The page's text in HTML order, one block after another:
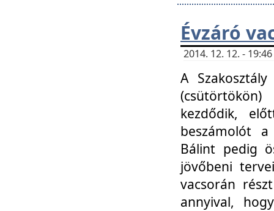
Évzáró
2014. 12. 12. -
A
kezdődik,
beszámolót
Bálint pedig
jövőbeni
vacsorán
annyival,